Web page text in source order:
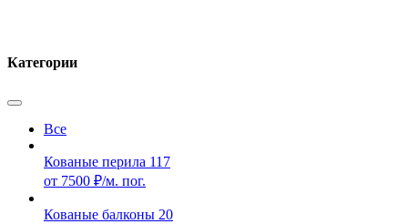
Категории
Все
Кованые перила 117
от 7500 ₽/м. пог.
Кованые балконы 20